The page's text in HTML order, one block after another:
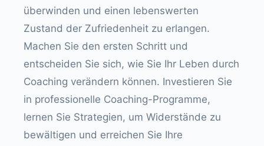
überwinden und einen lebenswerten
Zustand der Zufriedenheit zu erlangen.
Machen Sie den ersten Schritt und
entscheiden Sie sich, wie Sie Ihr Leben durch
Coaching verändern können. Investieren Sie
in professionelle Coaching-Programme,
lernen Sie Strategien, um Widerstände zu
bewältigen und erreichen Sie Ihre